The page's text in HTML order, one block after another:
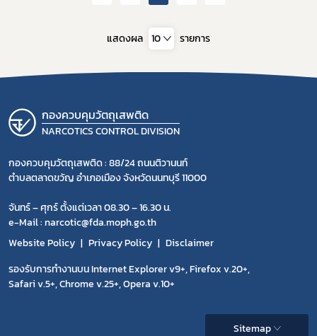
แสดงผล 10 รายการ
กองควบคุมวัตถุเสพติด
NARCOTICS CONTROL DIVISION
กองควบคุมวัตถุเสพติด : 88/24 ถนนติวานนท์
ตำบลตลาดขวัญ อำเภอเมือง จังหวัดนนทบุรี 11000
จันทร์ – ศุกร์ ตั้งแต่เวลา 08.30 – 16.30 น.
e-Mail : narcotic@fda.moph.go.th
Website Policy
Privacy Policy
Disclaimer
รองรับการทำงานบน Internet Explorer v9+, Firefox v.20+,
Safari v.5+, Chrome v.25+, Opera v.10+
Sitemap